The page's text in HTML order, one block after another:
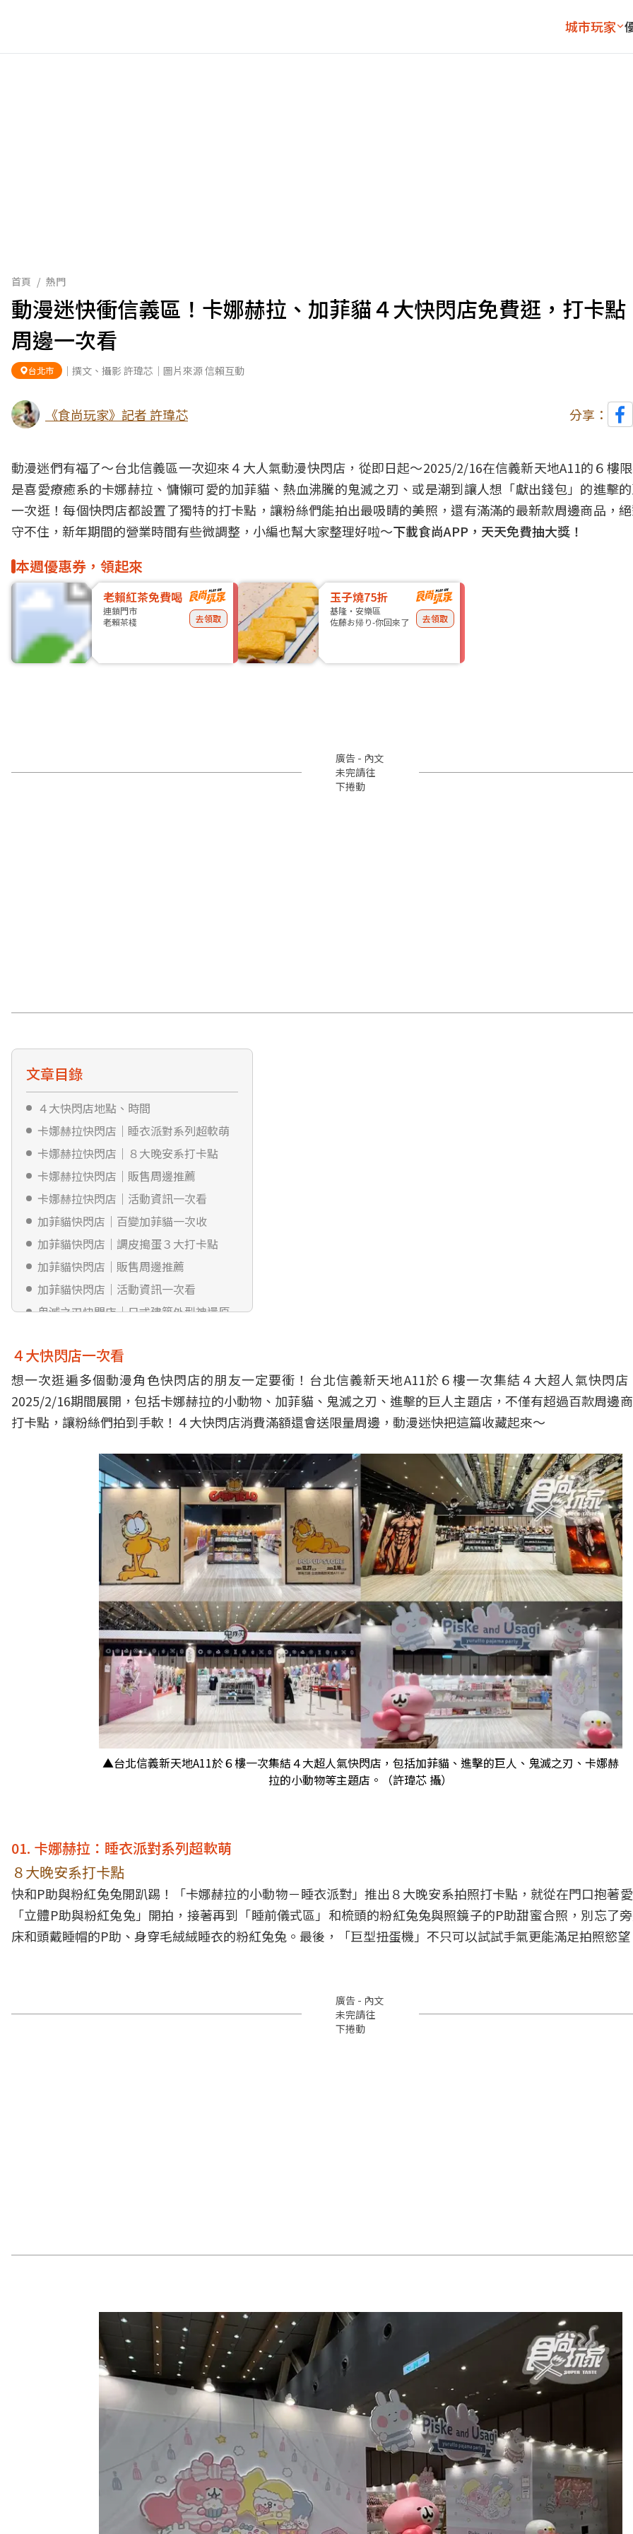
城市玩家
首頁 / 熱門
動漫迷快衝信義區！卡娜赫拉、加菲貓４大快閃店免費逛，打卡
周邊一次看
台北市 ｜撰文、攝影 許瑋芯｜圖片來源 信賴互動
《食尚玩家》記者 許瑋芯 分享：
動漫迷們有福了～台北信義區一次迎來４大人氣動漫快閃店，從即日起～2025/2/16在信義新天地A11的６樓
是喜愛療癒系的卡娜赫拉、慵懶可愛的加菲貓、熱血沸騰的鬼滅之刃、或是潮到讓人想「獻出錢包」的進擊
一次逛！每個快閃店都設置了獨特的打卡點，讓粉絲們能拍出最吸睛的美照，還有滿滿的最新款周邊商品，
守不住，新年期間的營業時間有些微調整，小編也幫大家整理好啦～下載食尚APP，天天免費抽大獎！
本週優惠券，領起來
老賴紅茶免費喝
連鎖門市
老賴茶棧
去領取
玉子燒75折
基隆・安樂區
佐藤お帰り-你回來了
去領取
廣告 - 內文
未完請往
下捲動
文章目錄
４大快閃店地點、時間
卡娜赫拉快閃店｜睡衣派對系列超軟萌
卡娜赫拉快閃店｜８大晚安系打卡點
卡娜赫拉快閃店｜販售周邊推薦
卡娜赫拉快閃店｜活動資訊一次看
加菲貓快閃店｜百變加菲貓一次收
加菲貓快閃店｜調皮搗蛋３大打卡點
加菲貓快閃店｜販售周邊推薦
加菲貓快閃店｜活動資訊一次看
鬼滅之刃快閃店｜日式建築外型神還原
鬼滅之刃快閃店｜販售周邊推薦
鬼滅之刃快閃店｜活動資訊一次看
進擊的巨人快閃店｜最後一場決戰超熱
血
進擊的巨人快閃店｜60款最新周邊超帥
進擊的巨人快閃店｜活動資訊一次看
４大快閃店一次看
想一次逛遍多個動漫角色快閃店的朋友一定要衝！台北信義新天地A11於６樓一次集結４大超人氣快閃店
2025/2/16期間展開，包括卡娜赫拉的小動物、加菲貓、鬼滅之刃、進擊的巨人主題店，不僅有超過百款周邊
打卡點，讓粉絲們拍到手軟！４大快閃店消費滿額還會送限量周邊，動漫迷快把這篇收藏起來～
▲台北信義新天地A11於６樓一次集結４大超人氣快閃店，包括加菲貓、進擊的巨人、鬼滅之刃、卡娜赫
拉的小動物等主題店。（許瑋芯 攝）
01. 卡娜赫拉：睡衣派對系列超軟萌
８大晚安系打卡點
快和P助與粉紅兔兔開趴踢！「卡娜赫拉的小動物－睡衣派對」推出８大晚安系拍照打卡點，就從在門口抱著
「立體P助與粉紅兔兔」開拍，接著再到「睡前儀式區」和梳頭的粉紅兔兔與照鏡子的P助甜蜜合照，別忘了
床和頭戴睡帽的P助、身穿毛絨絨睡衣的粉紅兔兔。最後，「巨型扭蛋機」不只可以試試手氣更能滿足拍照慾望
廣告 - 內文
未完請往
下捲動